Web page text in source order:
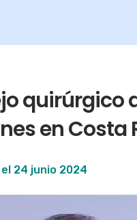
quirúrgico
en Costa
24 junio 2024